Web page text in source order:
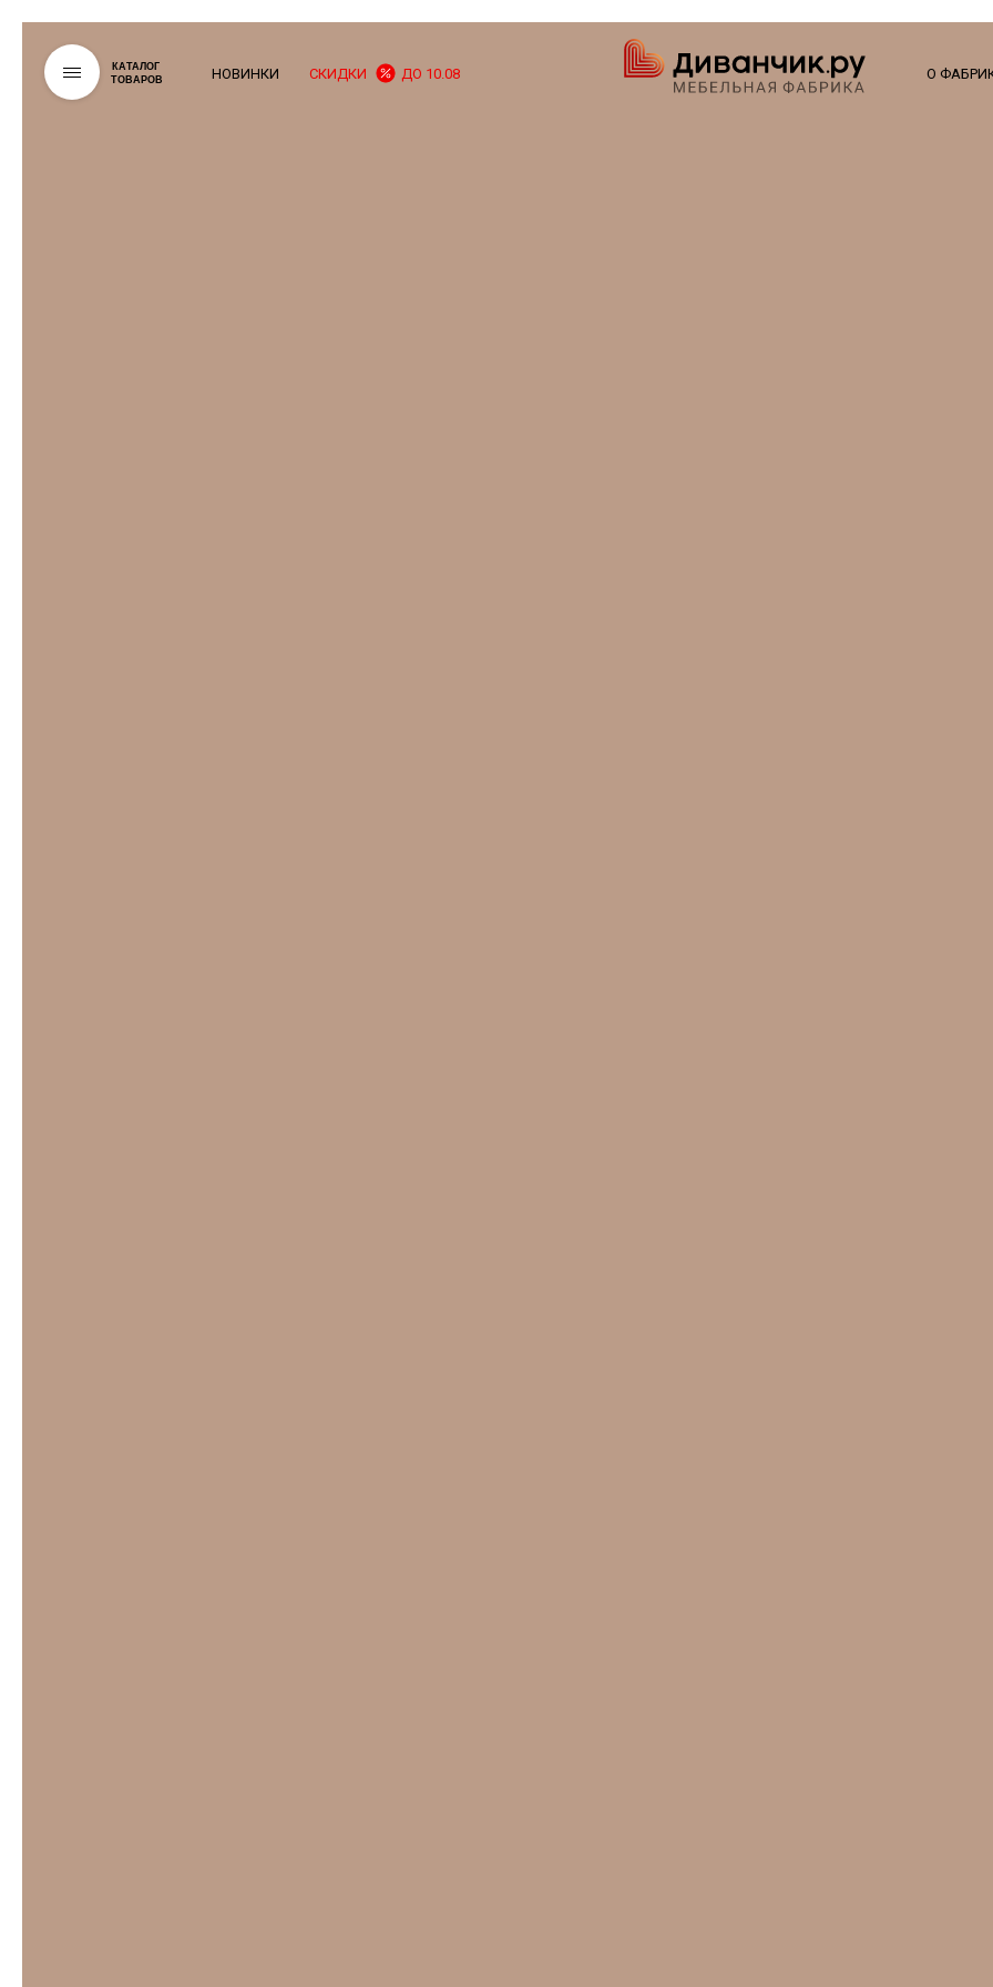
КАТАЛОГ
ТОВАРОВ
НОВИНКИ СКИДКИ ДО 10.08 О